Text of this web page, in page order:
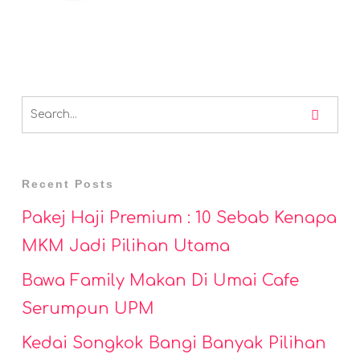
Recent Posts
Pakej Haji Premium : 10 Sebab Kenapa
MKM Jadi Pilihan Utama
Bawa Family Makan Di Umai Cafe
Serumpun UPM
Kedai Songkok Bangi Banyak Pilihan